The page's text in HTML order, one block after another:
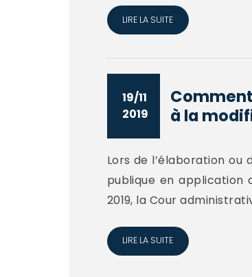
LIRE LA SUITE
19/11
2019
à la
Lors de l’élaboration ou
publique en application
2019, la Cour
LIRE LA SUITE